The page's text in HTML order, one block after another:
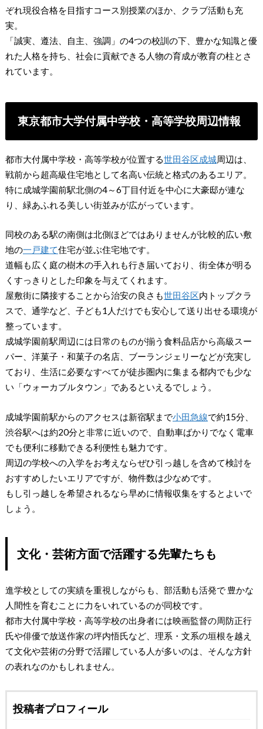
ぞれ現役合格を目指すコース別授業のほか、クラブ活動も充
実。
「誠実、遵法、自主、強調」の4つの校訓の下、豊かな知識と優
れた人格を持ち、社会に貢献できる人物の育成が教育の柱とさ
れています。
東京都市大学付属中学校・高等学校周辺情報
都市大付属中学校・高等学校が位置する世田谷区成城周辺は、
戦前から超高級住宅地として名高い伝統と格式のあるエリア。
特に成城学園前駅北側の4～6丁目付近を中心に大豪邸が連な
り、緑あふれる美しい街並みが広がっています。
同校のある駅の南側は北側ほどではありませんが比較的広い敷
地の一戸建て住宅が並ぶ住宅地です。
道幅も広く庭の樹木の手入れも行き届いており、街全体が明る
くすっきりとした印象を与えてくれます。
屋敷街に隣接することから治安の良さも世田谷区内トップクラ
スで、通学など、子ども1人だけでも安心して送り出せる環境が
整っています。
成城学園前駅周辺には日常のものが揃う食料品店から高級スー
パー、洋菓子・和菓子の名店、ブーランジェリーなどが充実し
ており、生活に必要なすべてが徒歩圏内に集まる都内でも少な
い「ウォーカブルタウン」であるといえるでしょう。
成城学園前駅からのアクセスは新宿駅まで小田急線で約15分、
渋谷駅へは約20分と非常に近いので、自動車ばかりでなく電車
でも便利に移動できる利便性も魅力です。
周辺の学校への入学をお考えならぜひ引っ越しを含めて検討を
おすすめしたいエリアですが、物件数は少なめです。
もし引っ越しを希望されるなら早めに情報収集をするとよいで
しょう。
文化・芸術方面で活躍する先輩たちも
進学校としての実績を重視しながらも、部活動も活発で 豊かな
人間性を育むことに力をいれているのが同校です。
都市大付属中学校・高等学校の出身者には映画監督の周防正行
氏や俳優で放送作家の坪内悟氏など、理系・文系の垣根を越え
て文化や芸術の分野で活躍している人が多いのは、そんな方針
の表れなのかもしれません。
投稿者プロフィール